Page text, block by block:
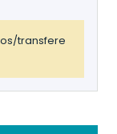
transfere